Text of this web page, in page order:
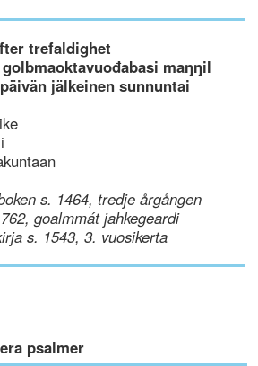
trefaldighet
maŋŋil
jälkeinen sunnuntai
s. 1464, tredje årgången
goalmmát jahkegeardi
s. 1543, 3. vuosikerta
psalmer